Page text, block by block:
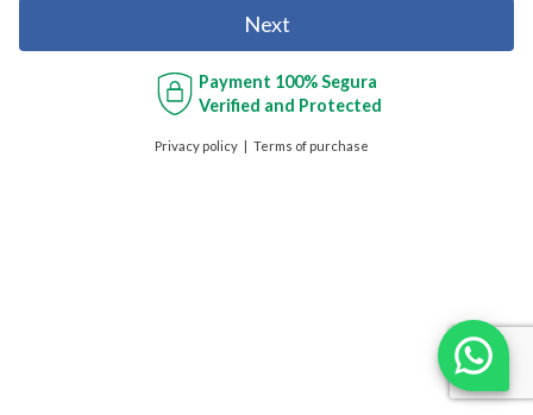
Next
Payment 100% Segura
Verified and Protected
Privacy policy Terms of purchase